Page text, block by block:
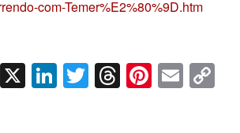
com-Temer%E2%80%9D.htm
Facebook
X LinkedIn
Twitter
Threads